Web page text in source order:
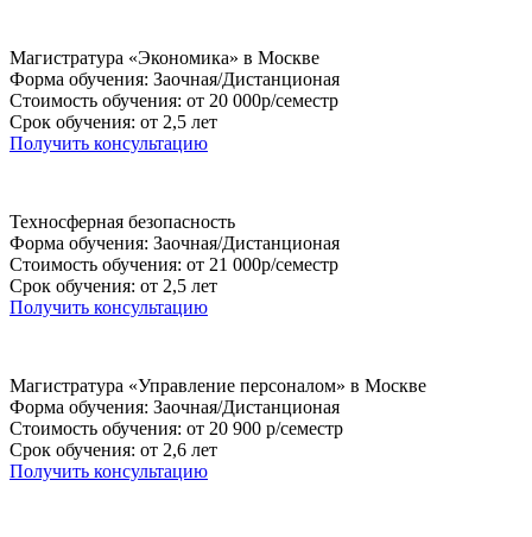
Магистратура «Экономика» в Москве
Форма обучения: Заочная/Дистанционая
Стоимость обучения: от 20 000р/семестр
Срок обучения: от 2,5 лет
Получить консультацию
Техносферная безопасность
Форма обучения: Заочная/Дистанционая
Стоимость обучения: от 21 000р/семестр
Срок обучения: от 2,5 лет
Получить консультацию
Магистратура «Управление персоналом» в Москве
Форма обучения: Заочная/Дистанционая
Стоимость обучения: от 20 900 р/семестр
Срок обучения: от 2,6 лет
Получить консультацию